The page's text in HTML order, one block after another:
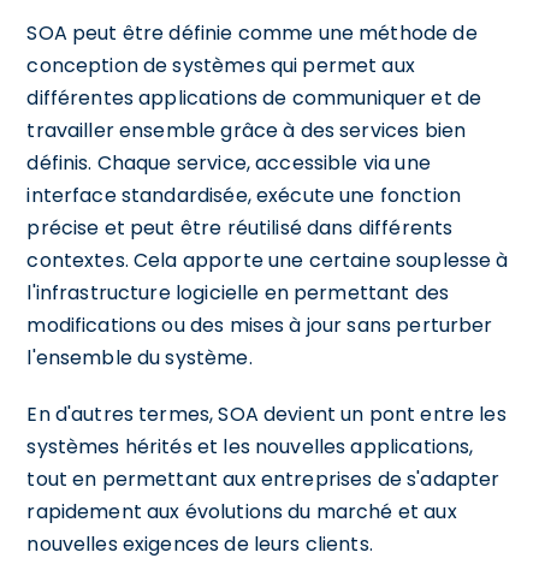
SOA peut être définie comme une méthode de
conception de systèmes qui permet aux
différentes applications de communiquer et de
travailler ensemble grâce à des services bien
définis. Chaque service, accessible via une
interface standardisée, exécute une fonction
précise et peut être réutilisé dans différents
contextes. Cela apporte une certaine souplesse à
l'infrastructure logicielle en permettant des
modifications ou des mises à jour sans perturber
l'ensemble du système.
En d'autres termes, SOA devient un pont entre les
systèmes hérités et les nouvelles applications,
tout en permettant aux entreprises de s'adapter
rapidement aux évolutions du marché et aux
nouvelles exigences de leurs clients.